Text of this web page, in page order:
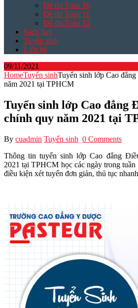
Đề thi Toán 10
Đề thi Toán 11
Đề thi Toán 12
Sách hay
Tuyển sinh
Liên hệ
09/11/2021
HomeTuyển sinhTuyển sinh lớp Cao
năm 2021 tại TPHCM
Tuyển sinh lớp Cao đẳng
chính quy năm 2021 tại
By cuadmin Tuyển sinh 0 Comments
Thông tin tuyển sinh lớp Cao đẳng
2021 tại TPHCM học các ngày trong
điều kiện xét tuyển đơn giản, thủ tục